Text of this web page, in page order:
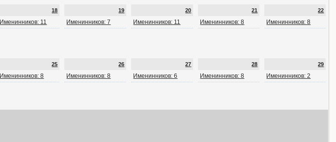
18
Именинников: 11
19
Именинников: 7
20
Именинников: 11
21
Именинников: 8
22
Именинников: 8
25
Именинников: 8
26
Именинников: 8
27
Именинников: 6
28
Именинников: 8
29
Именинников: 2